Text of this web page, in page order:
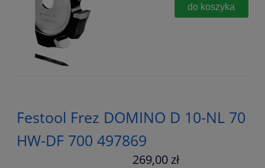
do koszyka
Festool Frez DOMINO D 10-NL 70
HW-DF 700 497869
269,00 zł